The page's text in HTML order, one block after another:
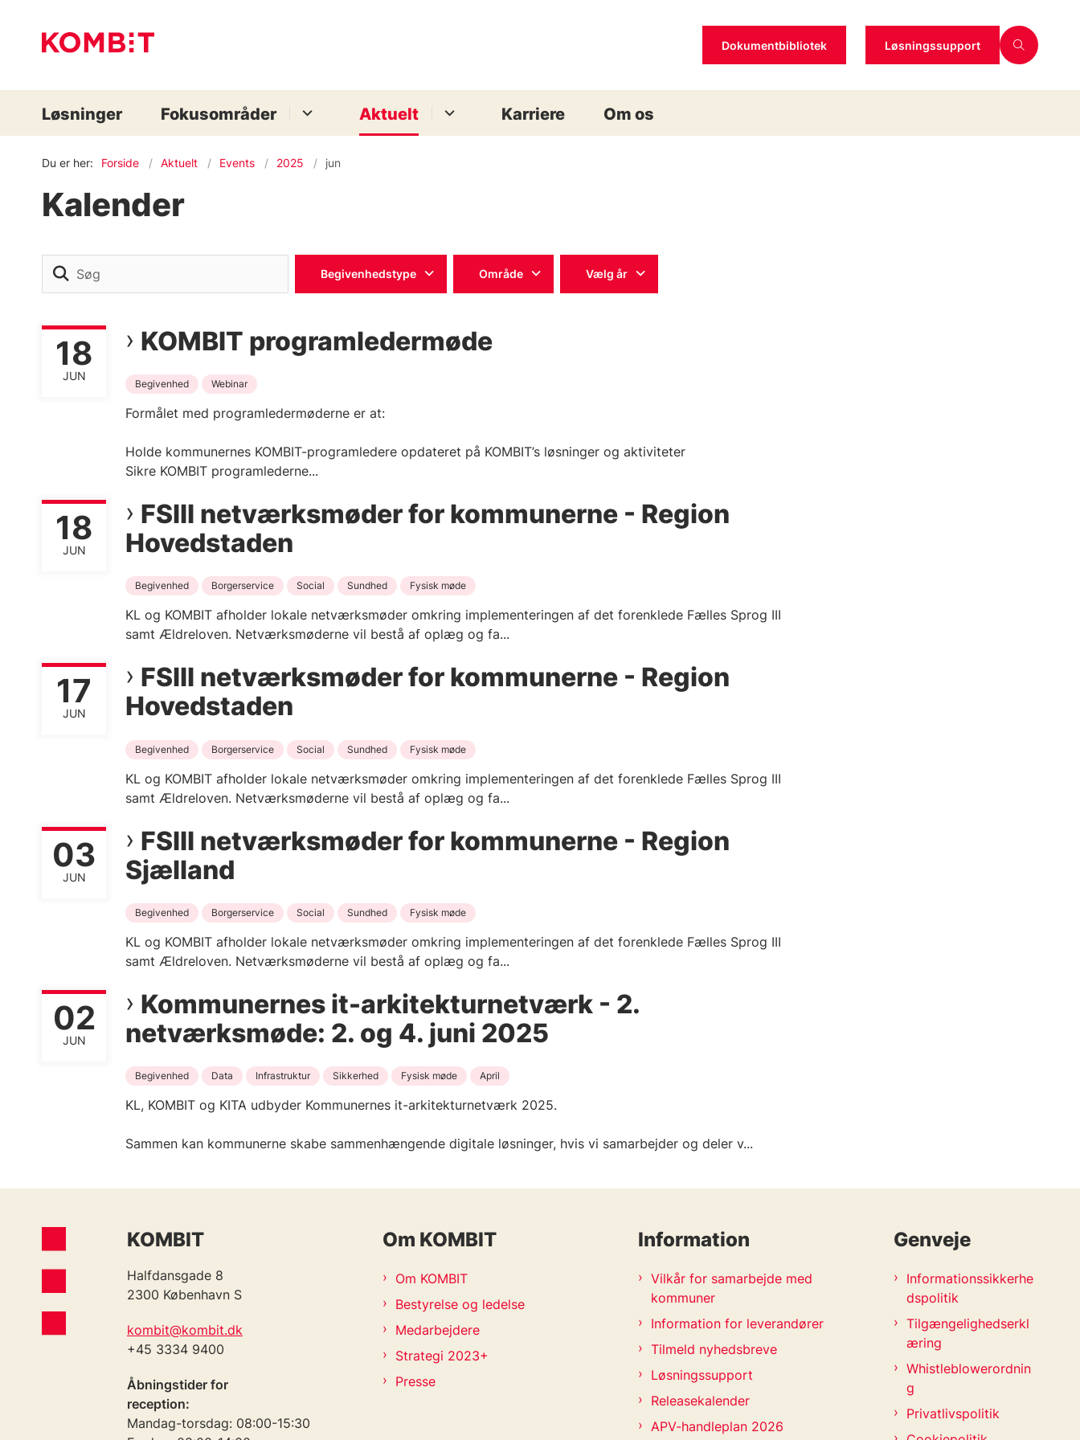
Dokumentbibliotek Løsningssupport
Løsninger Fokusområder Aktuelt Karriere Om os
Du er her: Forside Aktuelt Events 2025 jun
Kalender
Begivenhedstype Område Vælg år
KOMBIT programledermøde
18
JUN
Begivenhed Webinar
Formålet med programledermøderne er at:
Holde kommunernes KOMBIT-programledere opdateret på KOMBIT’s løsninger og aktiviteter
Sikre KOMBIT programlederne...
FSIII netværksmøder for kommunerne - Region
Hovedstaden
18
JUN
Begivenhed Borgerservice Social Sundhed Fysisk møde
KL og KOMBIT afholder lokale netværksmøder omkring implementeringen af det forenklede Fælles Sprog III
samt Ældreloven. Netværksmøderne vil bestå af oplæg og fa...
FSIII netværksmøder for kommunerne - Region
Hovedstaden
17
JUN
Begivenhed Borgerservice Social Sundhed Fysisk møde
KL og KOMBIT afholder lokale netværksmøder omkring implementeringen af det forenklede Fælles Sprog III
samt Ældreloven. Netværksmøderne vil bestå af oplæg og fa...
FSIII netværksmøder for kommunerne - Region
Sjælland
03
JUN
Begivenhed Borgerservice Social Sundhed Fysisk møde
KL og KOMBIT afholder lokale netværksmøder omkring implementeringen af det forenklede Fælles Sprog III
samt Ældreloven. Netværksmøderne vil bestå af oplæg og fa...
Kommunernes it-arkitekturnetværk - 2.
netværksmøde: 2. og 4. juni 2025
02
JUN
Begivenhed Data Infrastruktur Sikkerhed Fysisk møde April
KL, KOMBIT og KITA udbyder Kommunernes it-arkitekturnetværk 2025.
Sammen kan kommunerne skabe sammenhængende digitale løsninger, hvis vi samarbejder og deler v...
KOMBIT
Halfdansgade 8
2300 København S
kombit@kombit.dk
+45 3334 9400
Åbningstider for
reception:
Mandag-torsdag: 08:00-15:30
Om KOMBIT
Om KOMBIT
Bestyrelse og ledelse
Medarbejdere
Strategi 2023+
Presse
Information
Vilkår for samarbejde med
kommuner
Information for leverandører
Tilmeld nyhedsbreve
Løsningssupport
Releasekalender
APV-handleplan 2026
Genveje
Informationssikkerhe
dspolitik
Tilgængelighedserkl
æring
Whistleblowerordnin
g
Privatlivspolitik